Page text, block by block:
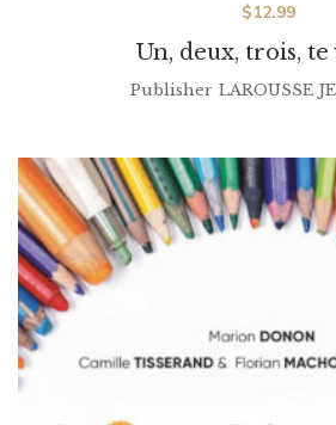
Un, deux, trois, te
$12.99
Publisher LAROUSSE